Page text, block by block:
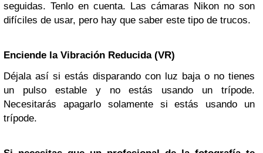
seguidas. Tenlo en cuenta. Las cámaras Nikon no son
difíciles de usar, pero hay que saber este tipo de trucos.
Enciende la Vibración Reducida (VR)
Déjala así si estás disparando con luz baja o no tienes
un pulso estable y no estás usando un trípode.
Necesitarás apagarlo solamente si estás usando un
trípode.